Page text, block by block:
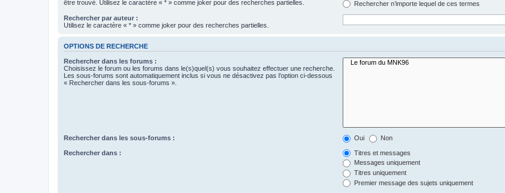
être trouvé. Utilisez le caractère « * » comme joker pour des recherches partielles.
Rechercher n’importe lequel de ces termes
Rechercher par auteur :
Utilisez le caractère « * » comme joker pour des recherches partielles.
OPTIONS DE RECHERCHE
Rechercher dans les forums :
Choisissez le forum ou les forums dans le(s)quel(s) vous souhaitez effectuer une recherche.
Les sous-forums sont automatiquement inclus si vous ne désactivez pas l’option ci-dessous
« Rechercher dans les sous-forums ».
Rechercher dans les sous-forums : Oui Non
Rechercher dans :
Titres et messages
Messages uniquement
Titres uniquement
Premier message des sujets uniquement